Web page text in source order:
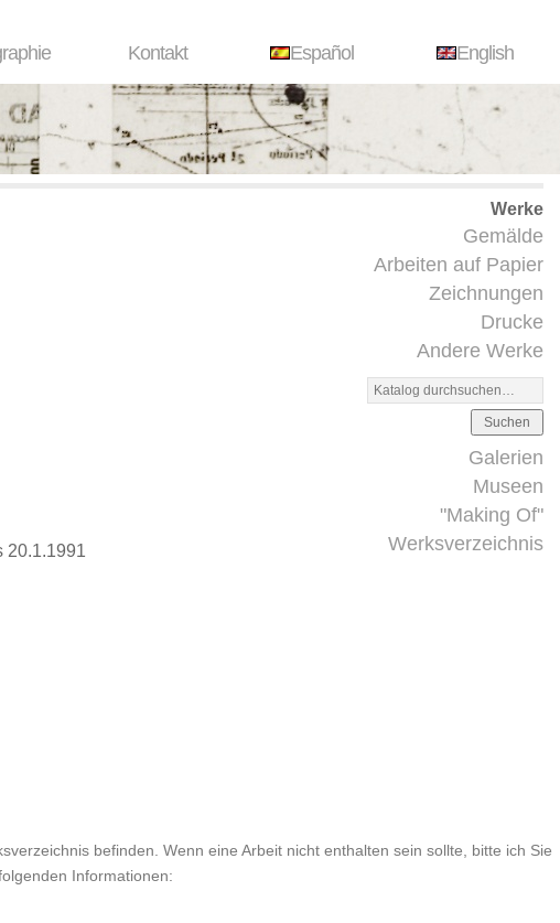
Kontakt Español English
Werke
Gemälde
Arbeiten auf Papier
Zeichnungen
Drucke
Andere Werke
Suchen
Galerien
Museen
"Making Of"
Werksverzeichnis
20.1.1991
befinden. Wenn eine Arbeit nicht enthalten sein sollte, bitte ich Sie
Informationen: